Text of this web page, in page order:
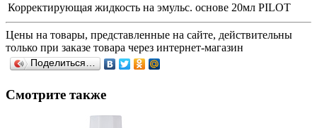
Корректирующая жидкость на эмульс. основе 20мл PILOT
Цены на товары, представленные на сайте, действительны
только при заказе товара через интернет-магазин
Поделиться…
Смотрите также